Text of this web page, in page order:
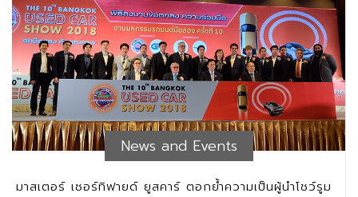
News and Events
มาสเตอร์ เซอร์ทิฟายด์ ยูสคาร์ ตอกย้ำความเป็นผู้นําโชว์รูม